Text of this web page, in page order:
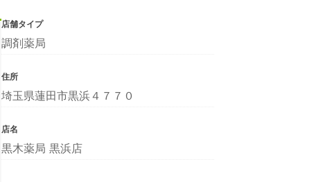
店舗タイプ
調剤薬局
住所
埼玉県蓮田市黒浜４７７０
店名
黒木薬局 黒浜店